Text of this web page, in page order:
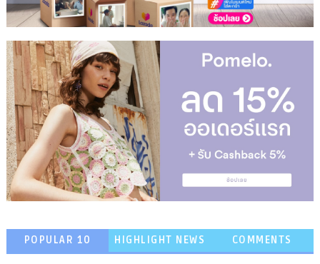
POPULAR 10 HIGHLIGHT NEWS COMMENTS